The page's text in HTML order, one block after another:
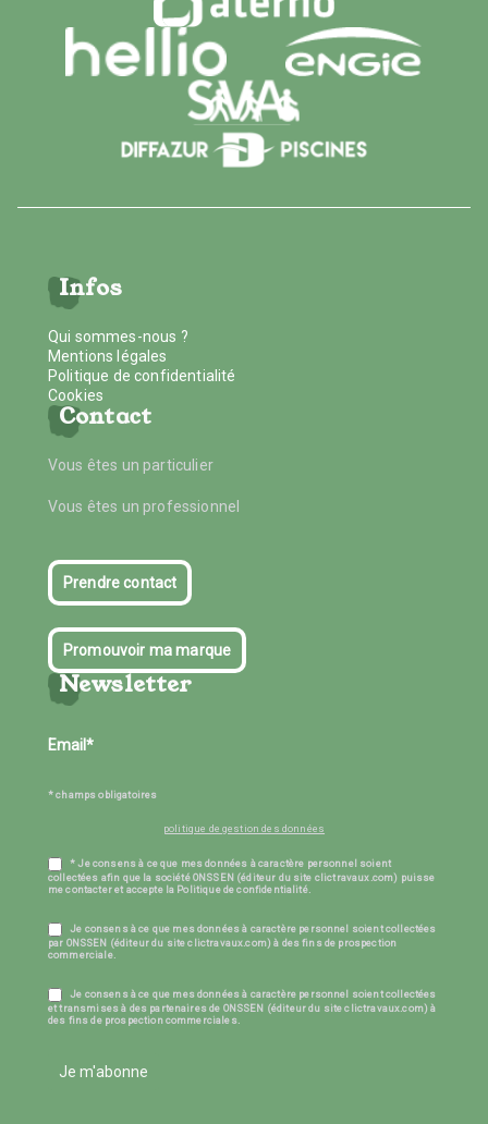
Infos
Qui sommes-nous ?
Mentions légales
Politique de confidentialité
Cookies
Contact
Vous êtes un particulier
Vous êtes un professionnel
Prendre contact
Promouvoir ma marque
Newsletter
* champs obligatoires
politique de gestion des données
* Je consens à ce que mes données à caractère personnel soient
collectées afin que la société ONSSEN (éditeur du site clictravaux.com) puisse
me contacter et accepte la Politique de confidentialité.
Je consens à ce que mes données à caractère personnel soient collectées
par ONSSEN (éditeur du site clictravaux.com) à des fins de prospection
commerciale.
Je consens à ce que mes données à caractère personnel soient collectées
et transmises à des partenaires de ONSSEN (éditeur du site clictravaux.com) à
des fins de prospection commerciales.
Je m'abonne